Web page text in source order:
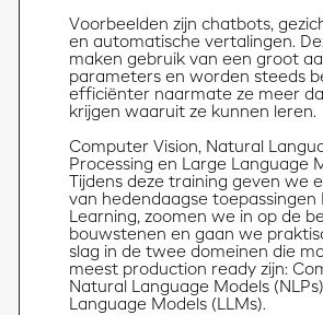
Voorbeelden zijn chatbots,
en automatische vertalingen.
maken gebruik van een groot
parameters en worden steeds
efficiënter naarmate ze meer
krijgen waaruit ze kunnen leren.
Computer Vision, Natural
Processing en Large Language
Tijdens deze training geven we
van hedendaagse toepassingen
Learning, zoomen we in op de
bouwstenen en gaan we
slag in de twee domeinen die
meest production ready zijn:
Natural Language Models
Language Models (LLMs).